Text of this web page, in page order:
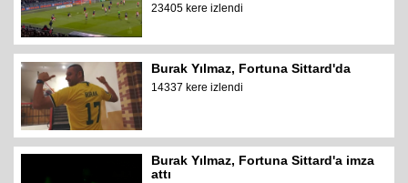
23405 kere izlendi
Burak Yılmaz, Fortuna Sittard'da
14337 kere izlendi
Burak Yılmaz, Fortuna Sittard'a imza
attı